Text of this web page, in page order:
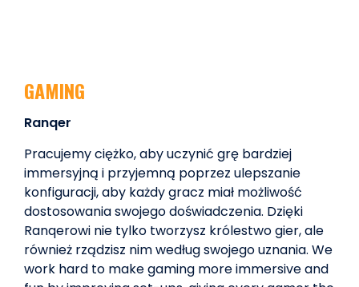
GAMING
Ranqer
Pracujemy ciężko, aby uczynić grę bardziej
immersyjną i przyjemną poprzez ulepszanie
konfiguracji, aby każdy gracz miał możliwość
dostosowania swojego doświadczenia. Dzięki
Ranqerowi nie tylko tworzysz królestwo gier, ale
również rządzisz nim według swojego uznania. We
work hard to make gaming more immersive and